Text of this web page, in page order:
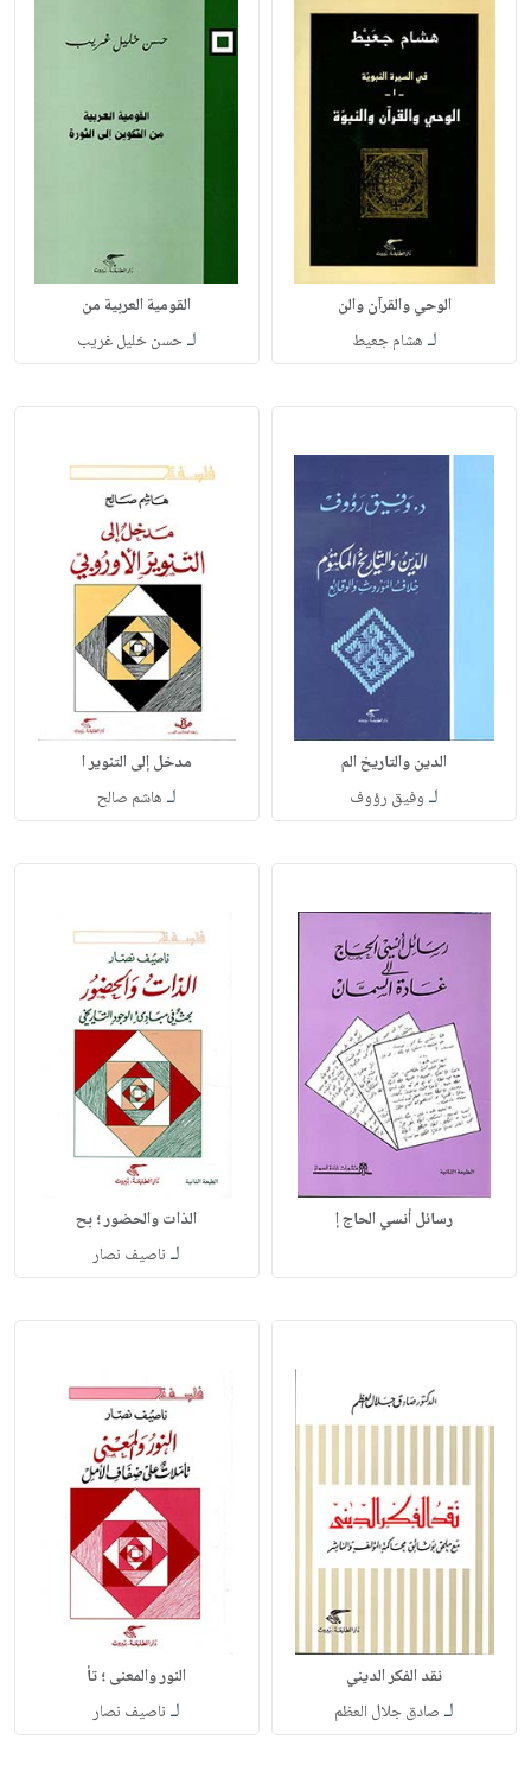
الوحي والقرآن والن
لـ هشام جعيط
القومية العربية من
لـحسن خليل غريب
الدين والتاريخ الم
لـ وفيق رؤوف
مدخل إلى التنوير ا
لـ هاشم صالح
رسائل أنسي الحاج إ الذات والحضور ؛ بح
لـ ناصيف نصار
نقد الفكر الديني
لـ صادق جلال العظم
النور والمعنى ؛ تأ
لـ ناصيف نصار